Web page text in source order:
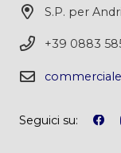
S.P. per
+39 0883
Seguici su: